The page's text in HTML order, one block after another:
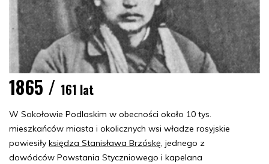
1865 / 161 lat
W Sokołowie Podlaskim w obecności około 10 tys.
mieszkańców miasta i okolicznych wsi władze rosyjskie
powiesiły księdza Stanisława Brzóskę, jednego z
dowódców Powstania Styczniowego i kapelana